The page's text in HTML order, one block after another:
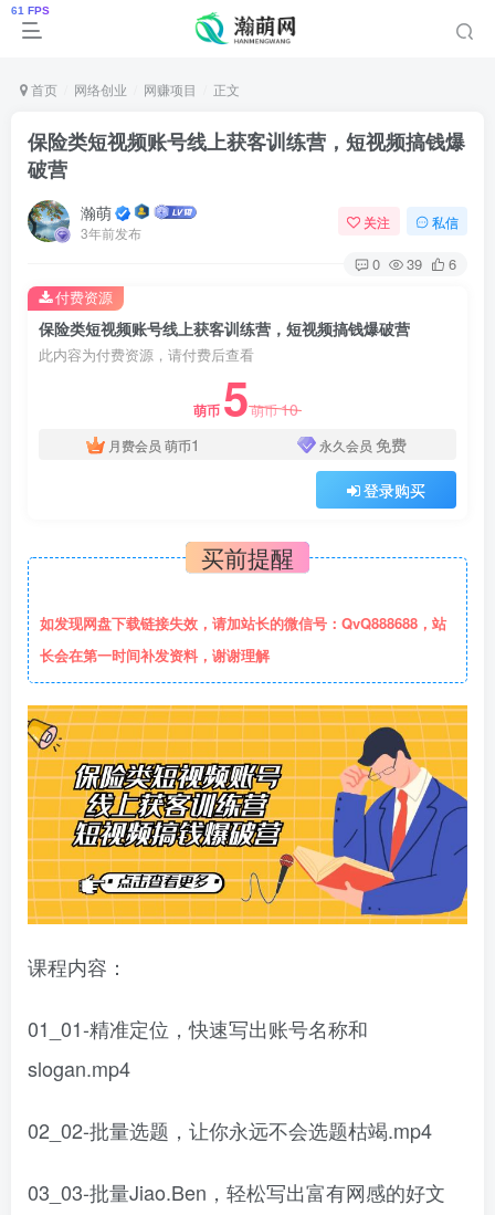
首页 网络创业 网赚项目 正文
保险类短视频账号线上获客训练营，短视频搞钱爆
破营
瀚萌
3年前发布
关注 私信
0 39 6
保险类短视频账号线上获客训练营，短视频搞钱爆破营
此内容为付费资源，请付费后查看
萌币 5萌币10
月费会员 萌币1 永久会员 免费
登录购买
付费资源
买前提醒
如发现网盘下载链接失效，请加站长的微信号：QvQ888688，站
长会在第一时间补发资料，谢谢理解
课程内容：
01_01-精准定位，快速写出账号名称和
slogan.mp4
02_02-批量选题，让你永远不会选题枯竭.mp4
03_03-批量Jiao.Ben，轻松写出富有网感的好文